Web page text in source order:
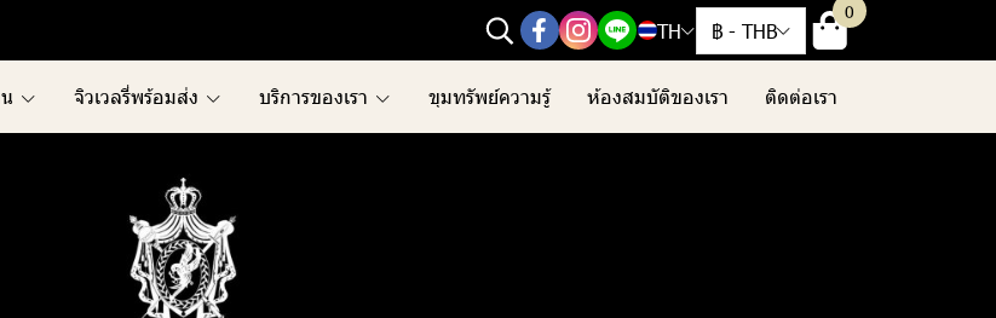
TH ฿ - THB
0
จิวเวลรี่พร้อมส่ง บริการของเรา ขุมทรัพย์ความรู้ ห้องสมบัติของเรา ติดต่อเรา